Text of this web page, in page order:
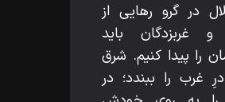
در گرو رهايى از
غربزدگان بايد
را پيدا كنيم. شرق
غرب را ببندد؛ در